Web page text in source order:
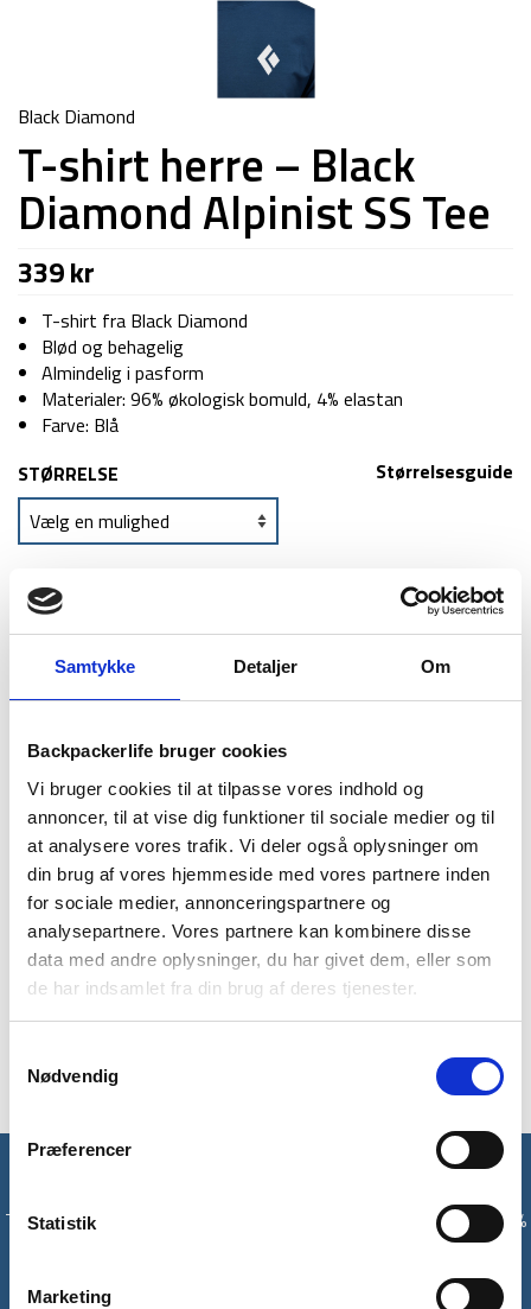
Samtykke Detaljer Om
Backpackerlife bruger cookies
Vi bruger cookies til at tilpasse vores indhold og
annoncer, til at vise dig funktioner til sociale medier og til
at analysere vores trafik. Vi deler også oplysninger om
din brug af vores hjemmeside med vores partnere inden
for sociale medier, annonceringspartnere og
analysepartnere. Vores partnere kan kombinere disse
data med andre oplysninger, du har givet dem, eller som
de har indsamlet fra din brug af deres tjenester.
Nødvendig
Præferencer
Statistik
Marketing
Black Diamond
T-shirt herre – Black
Diamond Alpinist SS Tee
339kr
T-shirt fra Black Diamond
Blød og behagelig
Almindelig i pasform
Materialer: 96% økologisk bomuld, 4% elastan
Farve: Blå
Størrelsesguide
STØRRELSE
1-2 dages
Fri fragt over
100 dages
BESKRIVELSE
YDERLIGERE INFORMATION
BRAND
FAQ
Alpinist SS t-shirt fra Black Diamond er en alsidig og fleksibel
t-shirt, som er lavet af økologisk bomuld. T-shirten har en
Tilmeld dig vores nyhedsbrev og modtag med det samme en 10%